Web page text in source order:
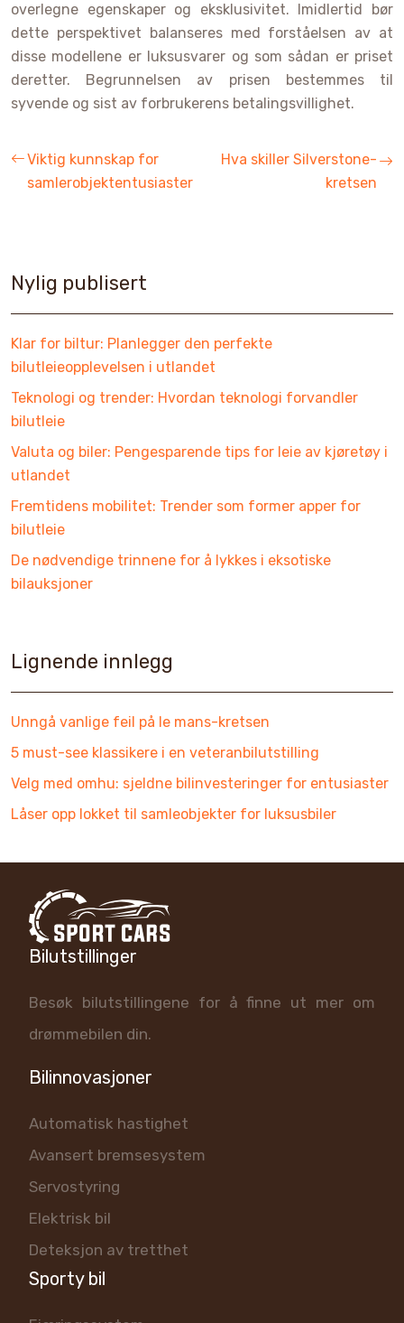
overlegne egenskaper og eksklusivitet. Imidlertid bør
dette perspektivet balanseres med forståelsen av at
disse modellene er luksusvarer og som sådan er priset
deretter. Begrunnelsen av prisen bestemmes til
syvende og sist av forbrukerens betalingsvillighet.
Viktig kunnskap for
samlerobjektentusiaster
Hva skiller Silverstone-
kretsen
Nylig publisert
Klar for biltur: Planlegger den perfekte
bilutleieopplevelsen i utlandet
Teknologi og trender: Hvordan teknologi forvandler
bilutleie
Valuta og biler: Pengesparende tips for leie av kjøretøy i
utlandet
Fremtidens mobilitet: Trender som former apper for
bilutleie
De nødvendige trinnene for å lykkes i eksotiske
bilauksjoner
Lignende innlegg
Unngå vanlige feil på le mans-kretsen
5 must-see klassikere i en veteranbilutstilling
Velg med omhu: sjeldne bilinvesteringer for entusiaster
Låser opp lokket til samleobjekter for luksusbiler
Bilutstillinger
Besøk bilutstillingene for å finne ut mer om
drømmebilen din.
Bilinnovasjoner
Automatisk hastighet
Avansert bremsesystem
Servostyring
Elektrisk bil
Deteksjon av tretthet
Sporty bil